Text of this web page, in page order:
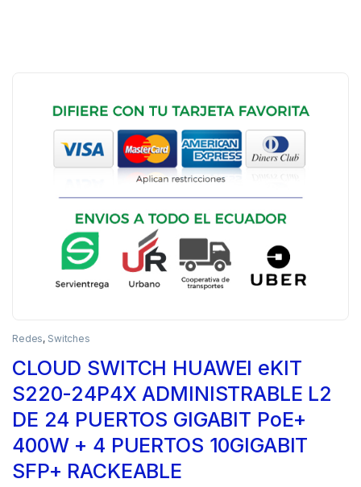
Redes, Switches
CLOUD SWITCH HUAWEI eKIT
S220-24P4X ADMINISTRABLE L2
DE 24 PUERTOS GIGABIT PoE+
400W + 4 PUERTOS 10GIGABIT
SFP+ RACKEABLE